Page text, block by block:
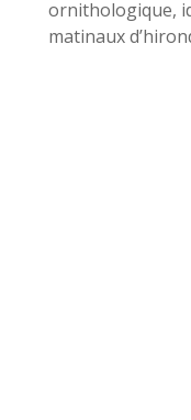
ornithologique,
matinaux